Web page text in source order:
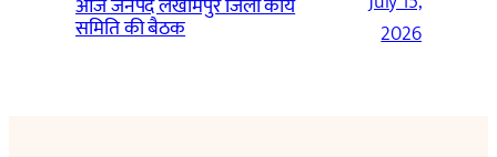
समिति की बैठक
2026